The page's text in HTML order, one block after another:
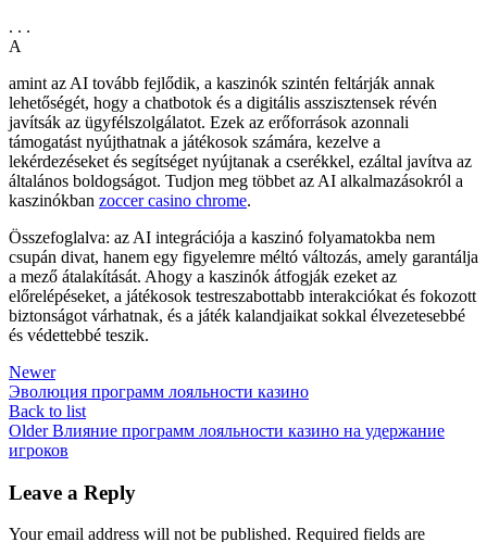
. . .
A
amint az AI tovább fejlődik, a kaszinók szintén feltárják annak
lehetőségét, hogy a chatbotok és a digitális asszisztensek révén
javítsák az ügyfélszolgálatot. Ezek az erőforrások azonnali
támogatást nyújthatnak a játékosok számára, kezelve a
lekérdezéseket és segítséget nyújtanak a cserékkel, ezáltal javítva az
általános boldogságot. Tudjon meg többet az AI alkalmazásokról a
kaszinókban zoccer casino chrome.
Összefoglalva: az AI integrációja a kaszinó folyamatokba nem
csupán divat, hanem egy figyelemre méltó változás, amely garantálja
a mező átalakítását. Ahogy a kaszinók átfogják ezeket az
előrelépéseket, a játékosok testreszabottabb interakciókat és fokozott
biztonságot várhatnak, és a játék kalandjaikat sokkal élvezetesebbé
és védettebbé teszik.
Newer
Эволюция программ лояльности казино
Back to list
Older Влияние программ лояльности казино на удержание
игроков
Leave a Reply
Your email address will not be published. Required fields are